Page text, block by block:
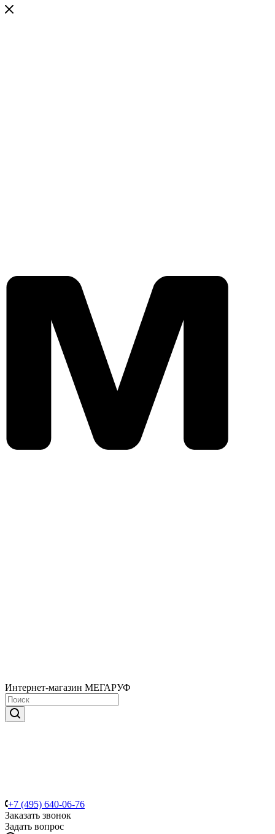
Интернет-магазин МЕГАРУФ
+7 (495) 640-06-76
Заказать звонок
Задать вопрос